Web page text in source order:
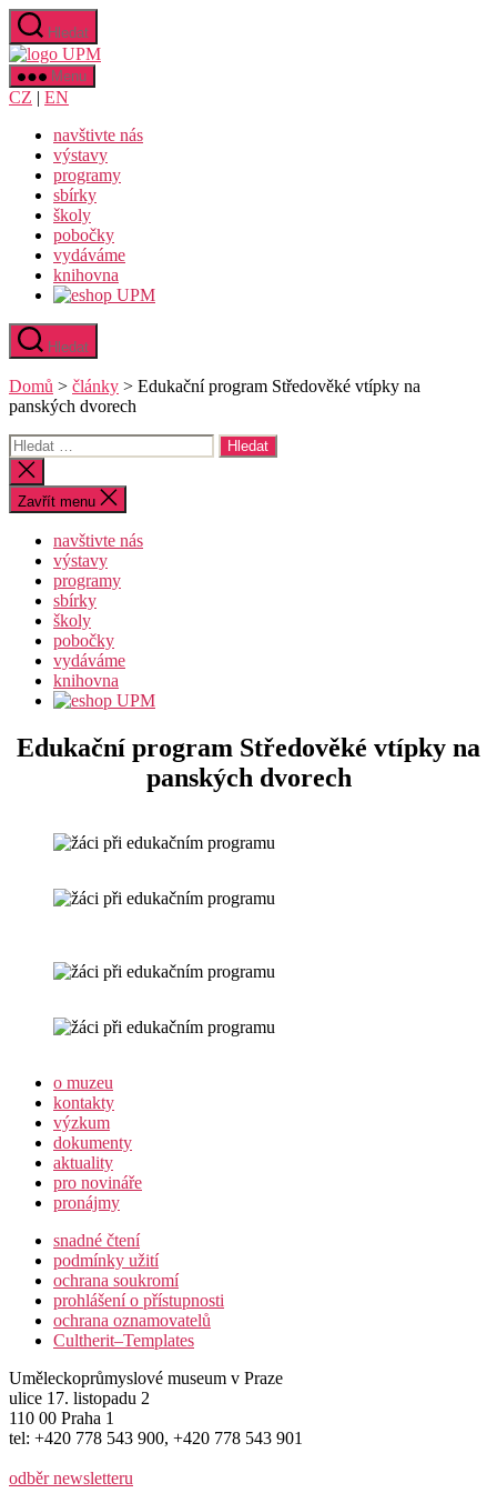
Přejít
obsahu
Hledat
Uměleckoprůmyslové
Menu
CZ | EN
navštivte nás
výstavy
programy
sbírky
školy
pobočky
vydáváme
knihovna
Hledat
Domů > články > Edukační program Středověké vtípky na
panských dvorech
Výsledky
vyhledávání:
Zavřít
vyhledávání
Zavřít menu
navštivte nás
výstavy
programy
sbírky
školy
pobočky
vydáváme
knihovna
Edukační program Středověké vtípky na
panských dvorech
o muzeu
kontakty
výzkum
dokumenty
aktuality
pro novináře
pronájmy
snadné čtení
podmínky užití
ochrana soukromí
prohlášení o přístupnosti
ochrana oznamovatelů
Cultherit–Templates
Uměleckoprůmyslové museum v Praze
ulice 17. listopadu 2
110 00 Praha 1
tel: +420 778 543 900, +420 778 543 901
odběr newsletteru